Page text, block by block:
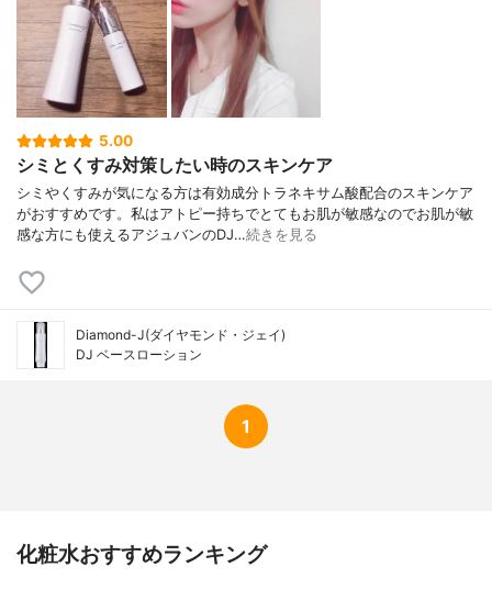
5.00
シミとくすみ対策したい時のスキンケア
シミやくすみが気になる方は有効成分トラネキサム酸配合のスキンケア
がおすすめです。私はアトピー持ちでとてもお肌が敏感なのでお肌が敏
感な方にも使えるアジュバンのDJ…続きを見る
Diamond-J(ダイヤモンド・ジェイ)
DJ ベースローション
1
化粧水おすすめランキング